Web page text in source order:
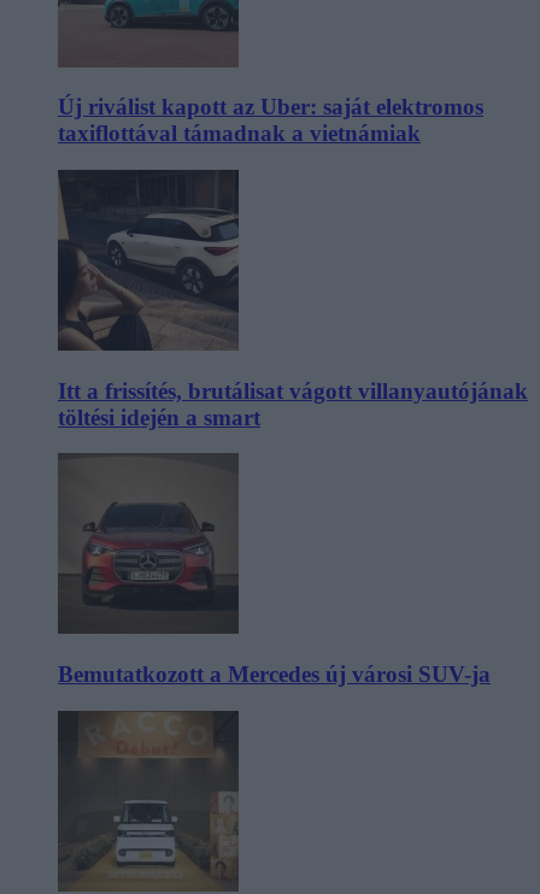
Új riválist kapott az Uber: saját elektromos
taxiflottával támadnak a vietnámiak
Itt a frissítés, brutálisat vágott villanyautójának
töltési idején a smart
Bemutatkozott a Mercedes új városi SUV-ja